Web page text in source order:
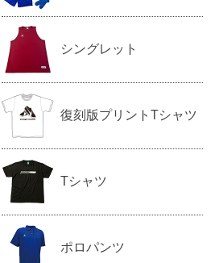
シングレット
復刻版プリントTシャツ
Tシャツ
ポロパンツ